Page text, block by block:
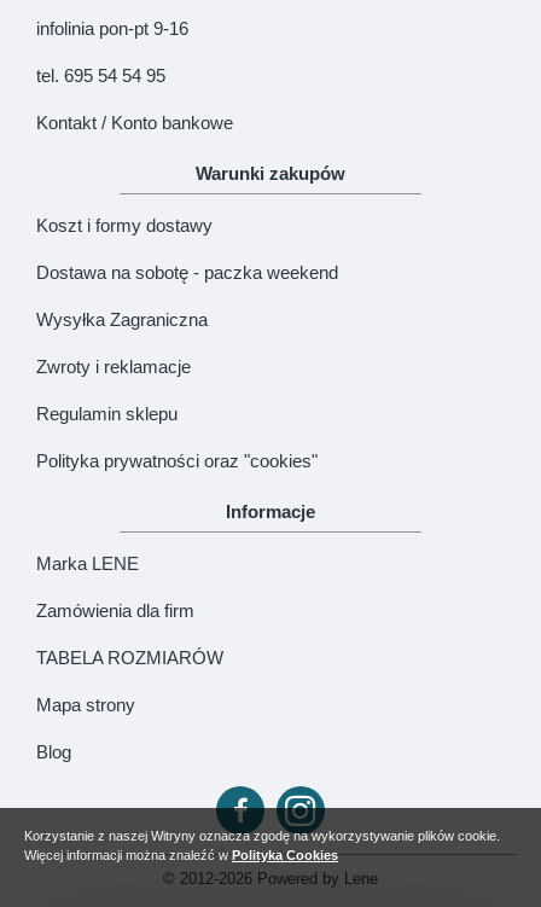
infolinia pon-pt 9-16
tel. 695 54 54 95
Kontakt / Konto bankowe
Warunki zakupów
Koszt i formy dostawy
Dostawa na sobotę - paczka weekend
Wysyłka Zagraniczna
Zwroty i reklamacje
Regulamin sklepu
Polityka prywatności oraz "cookies"
Informacje
Marka LENE
Zamówienia dla firm
TABELA ROZMIARÓW
Mapa strony
Blog
© 2012-2026 Powered by Lene
Korzystanie z naszej Witryny oznacza zgodę na wykorzystywanie plików cookie.
Więcej informacji można znaleźć wPolityka Cookies